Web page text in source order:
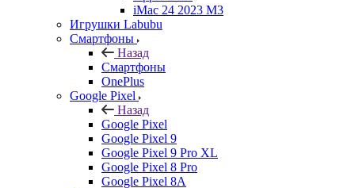
iMac 24 2023 M3
Игрушки Labubu
Смартфоны
Назад
Смартфоны
OnePlus
Google Pixel
Назад
Google Pixel
Google Pixel 9
Google Pixel 9 Pro XL
Google Pixel 8 Pro
Google Pixel 8A